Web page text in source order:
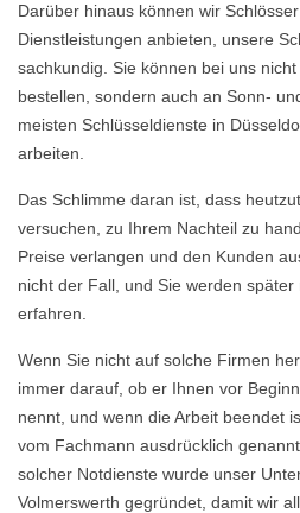
Darüber hinaus können wir
Dienstleistungen anbieten, unsere
sachkundig. Sie können bei uns
bestellen, sondern auch an Sonn-
meisten Schlüsseldienste in
arbeiten.
Das Schlimme daran ist, dass
versuchen, zu Ihrem Nachteil zu
Preise verlangen und den Kunden
nicht der Fall, und Sie werden
erfahren.
Wenn Sie nicht auf solche Firmen
immer darauf, ob er Ihnen vor
nennt, und wenn die Arbeit beendet
vom Fachmann ausdrücklich
solcher Notdienste wurde unser
Volmerswerth gegründet, damit wir